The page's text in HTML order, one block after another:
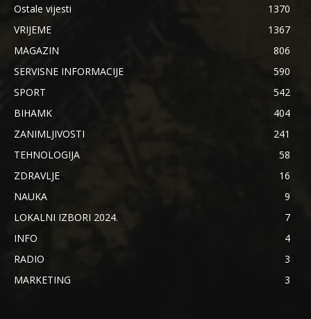
Ostale vijesti
1370
VRIJEME
1367
MAGAZIN
806
SERVISNE INFORMACIJE
590
SPORT
542
BIHAMK
404
ZANIMLJIVOSTI
241
TEHNOLOGIJA
58
ZDRAVLJE
16
NAUKA
9
LOKALNI IZBORI 2024.
7
INFO
4
RADIO
3
MARKETING
3